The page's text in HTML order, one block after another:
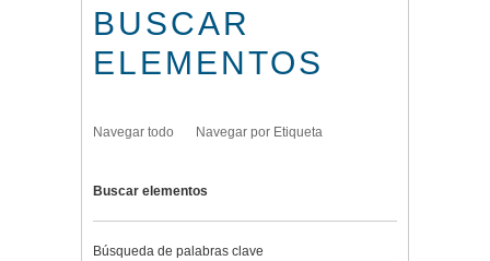
BUSCAR
ELEMENTOS
Navegar todo Navegar por Etiqueta
Buscar elementos
Búsqueda de palabras clave